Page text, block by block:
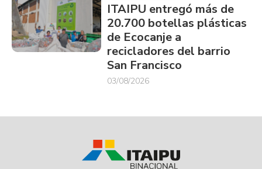
ITAIPU entregó más de
20.700 botellas plásticas
de Ecocanje a
recicladores del barrio
San Francisco
03/08/2026